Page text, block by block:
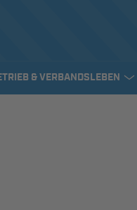
& VERBANDSLEBEN